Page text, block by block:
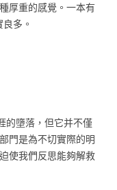
厚重的感覺。一本有
多。
的墮落，但它并不僅
門是為不切實際的明
使我們反思能夠解救